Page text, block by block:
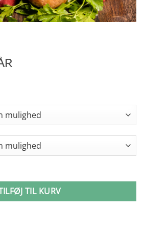
Prisinterval:
340,00 kr.
TIL KURV